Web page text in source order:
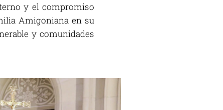
y el compromiso
Amigoniana en su
y comunidades